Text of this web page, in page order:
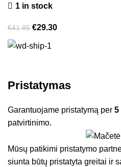
1 in stock
€41.85 €29.30
Pristatymas
Garantuojame pristatymą per5
patvirtinimo.
Mūsų patikimi pristatymo
siunta būtų pristatyta greitai ir